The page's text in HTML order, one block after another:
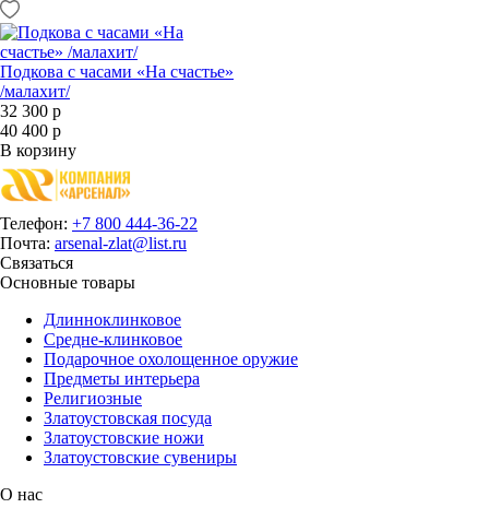
Подкова с часами «На счастье»
/малахит/
32 300 р
40 400 р
В корзину
Телефон: +7 800 444-36-22
Почта: arsenal-zlat@list.ru
Связаться
Основные товары
Длинноклинковое
Средне-клинковое
Подарочное охолощенное оружие
Предметы интерьера
Религиозные
Златоустовская посуда
Златоустовские ножи
Златоустовские сувениры
О нас